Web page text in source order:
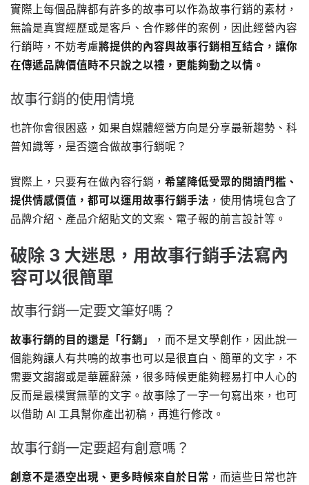
實際上每個品牌都有許多的故事可以作為故事行銷的素材，
無論是真實經歷或是客戶、合作夥伴的案例，因此經營內容
行銷時，不妨考慮將提供的內容與故事行銷相互結合，讓你
在傳遞品牌價值時不只說之以禮，更能夠動之以情。
故事行銷的使用情境
也許你會很困惑，如果自媒體經營方向是分享最新趨勢、科
普知識等，是否適合做故事行銷呢？
實際上，只要有在做內容行銷， 希望降低受眾的閱讀門檻、
提供情感價值，都可以運用故事行銷手法 ，使用情境包含了
品牌介紹、產品介紹貼文的文案、電子報的前言設計等。
破除 3 大迷思，用故事行銷手法寫內
容可以很簡單
故事行銷一定要文筆好嗎？
故事行銷的目的還是「行銷」
，而不是文學創作，因此說一
個能夠讓人有共鳴的故事也可以是很直白、簡單的文字，不
需要文謅謅或是華麗辭藻，很多時候更能夠輕易打中人心的
反而是最樸實無華的文字。故事除了一字一句寫出來，也可
以借助 AI 工具幫你產出初稿，再進行修改。
故事行銷一定要超有創意嗎？
創意不是憑空出現、更多時候來自於日常 ，而這些日常也許